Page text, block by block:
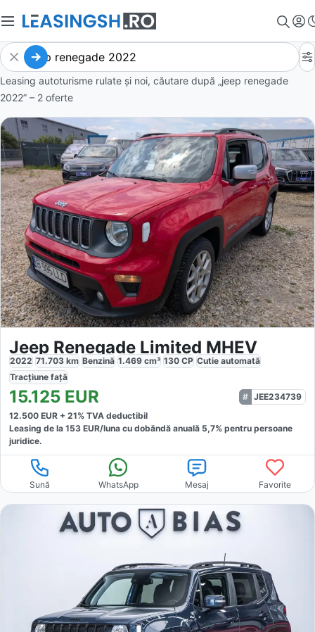
Leasing autoturisme rulate și noi, căutare după „jeep renegade
2022” – 2 oferte
Jeep Renegade Limited MHEV
2022 71.703 km Benzină 1.469 cm³ 130 CP Cutie automată
Tracțiune față
15.125 EUR
JEE234739
12.500 EUR + 21% TVA deductibil
Leasing de la 153 EUR/luna cu dobăndă anuală 5,7% pentru persoane
juridice.
Sună WhatsApp Mesaj Favorite